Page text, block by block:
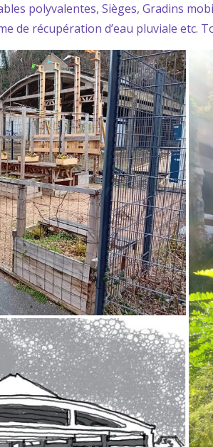
polyvalentes, Sièges, Gradins
de récupération d’eau pluviale etc.